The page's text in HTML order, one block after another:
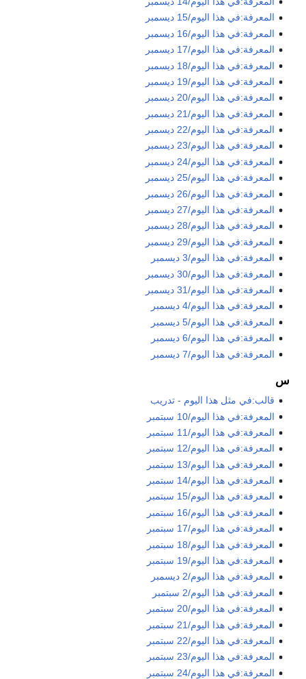
المعرفة:في هذا اليوم/15 ديسمبر
المعرفة:في هذا اليوم/16 ديسمبر
المعرفة:في هذا اليوم/17 ديسمبر
المعرفة:في هذا اليوم/18 ديسمبر
المعرفة:في هذا اليوم/19 ديسمبر
المعرفة:في هذا اليوم/20 ديسمبر
المعرفة:في هذا اليوم/21 ديسمبر
المعرفة:في هذا اليوم/22 ديسمبر
المعرفة:في هذا اليوم/23 ديسمبر
المعرفة:في هذا اليوم/24 ديسمبر
المعرفة:في هذا اليوم/25 ديسمبر
المعرفة:في هذا اليوم/26 ديسمبر
المعرفة:في هذا اليوم/27 ديسمبر
المعرفة:في هذا اليوم/28 ديسمبر
المعرفة:في هذا اليوم/29 ديسمبر
المعرفة:في هذا اليوم/3 ديسمبر
المعرفة:في هذا اليوم/30 ديسمبر
المعرفة:في هذا اليوم/31 ديسمبر
المعرفة:في هذا اليوم/4 ديسمبر
المعرفة:في هذا اليوم/5 ديسمبر
المعرفة:في هذا اليوم/6 ديسمبر
المعرفة:في هذا اليوم/7 ديسمبر
س
قالب:في مثل هذا اليوم - تدريب
المعرفة:في هذا اليوم/10 سبتمبر
المعرفة:في هذا اليوم/11 سبتمبر
المعرفة:في هذا اليوم/12 سبتمبر
المعرفة:في هذا اليوم/13 سبتمبر
المعرفة:في هذا اليوم/14 سبتمبر
المعرفة:في هذا اليوم/15 سبتمبر
المعرفة:في هذا اليوم/16 سبتمبر
المعرفة:في هذا اليوم/17 سبتمبر
المعرفة:في هذا اليوم/18 سبتمبر
المعرفة:في هذا اليوم/19 سبتمبر
المعرفة:في هذا اليوم/2 ديسمبر
المعرفة:في هذا اليوم/2 سبتمبر
المعرفة:في هذا اليوم/20 سبتمبر
المعرفة:في هذا اليوم/21 سبتمبر
المعرفة:في هذا اليوم/22 سبتمبر
المعرفة:في هذا اليوم/23 سبتمبر
المعرفة:في هذا اليوم/24 سبتمبر